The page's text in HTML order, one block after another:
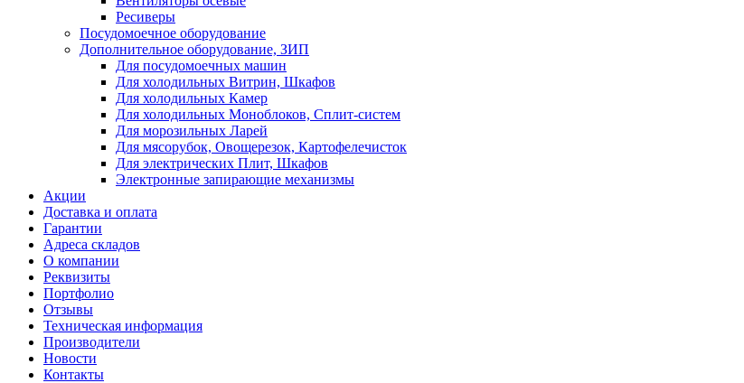
Ресиверы
Посудомоечное оборудование
Дополнительное оборудование, ЗИП
Для посудомоечных машин
Для холодильных Витрин, Шкафов
Для холодильных Камер
Для холодильных Моноблоков, Сплит-систем
Для морозильных Ларей
Для мясорубок, Овощерезок, Картофелечисток
Для электрических Плит, Шкафов
Электронные запирающие механизмы
Акции
Доставка и оплата
Гарантии
Адреса складов
О компании
Реквизиты
Портфолио
Отзывы
Техническая информация
Производители
Новости
Контакты